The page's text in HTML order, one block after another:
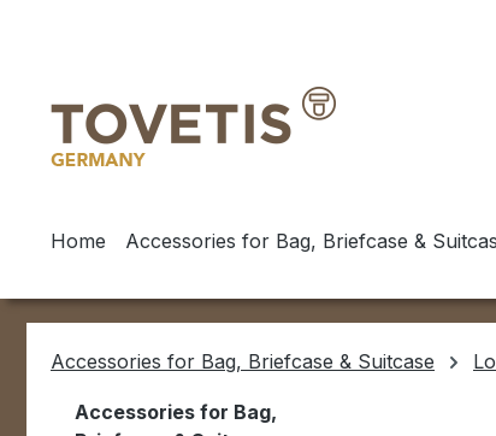
Home Accessories for Bag, Briefcase &
Accessories for Bag, Briefcase & Suitcase
Accessories for Bag,